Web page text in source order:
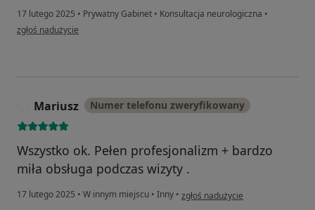
17 lutego 2025 • Prywatny Gabinet • Konsultacja neurologiczna •
w opinii użytkownika AD
zgłoś nadużycie
Mariusz Numer telefonu zweryfikowany
Wszystko ok. Pełen profesjonalizm + bardzo
miła obsługa podczas wizyty .
17 lutego 2025 • W innym miejscu • Inny • w opinii użytkownika Mariusz
zgłoś nadużycie